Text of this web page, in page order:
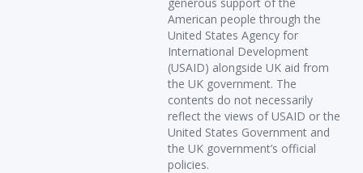
American people through the
United States Agency for
International Development
(USAID) alongside UK aid from
the UK government. The
contents do not necessarily
reflect the views of USAID or the
United States Government and
the UK government’s official
policies.